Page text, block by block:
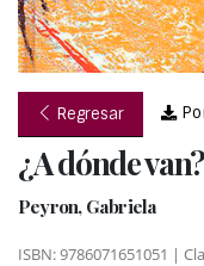
Regresar
¿A dónde van?
Peyron, Gabriela
ISBN: 9786071651051 |